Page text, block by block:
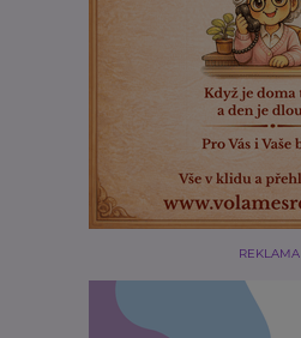
REKLAMA